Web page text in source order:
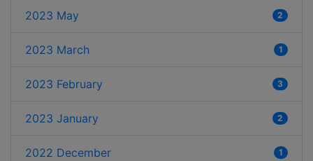
2023 May 2
2023 March 1
2023 February 3
2023 January 2
2022 December 1